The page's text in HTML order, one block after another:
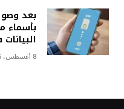
بعد
بأسماء
8 أغسطس، 2026